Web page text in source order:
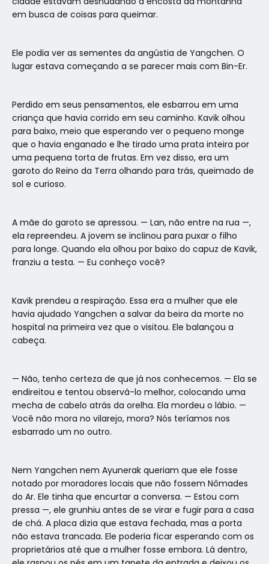
em busca de coisas para queimar.
Ele podia ver as sementes da angústia de Yangchen. O
lugar estava começando a se parecer mais com Bin-Er.
Perdido em seus pensamentos, ele esbarrou em uma
criança que havia corrido em seu caminho. Kavik olhou
para baixo, meio que esperando ver o pequeno monge
que o havia enganado e lhe tirado uma prata inteira por
uma pequena torta de frutas. Em vez disso, era um
garoto do Reino da Terra olhando para trás, queimado de
sol e curioso.
A mãe do garoto se apressou. — Lan, não entre na rua —,
ela repreendeu. A jovem se inclinou para puxar o filho
para longe. Quando ela olhou por baixo do capuz de Kavik,
franziu a testa. — Eu conheço você?
Kavik prendeu a respiração. Essa era a mulher que ele
havia ajudado Yangchen a salvar da beira da morte no
hospital na primeira vez que o visitou. Ele balançou a
cabeça.
— Não, tenho certeza de que já nos conhecemos. — Ela se
endireitou e tentou observá-lo melhor, colocando uma
mecha de cabelo atrás da orelha. Ela mordeu o lábio. —
Você não mora no vilarejo, mora? Nós teríamos nos
esbarrado um no outro.
Nem Yangchen nem Ayunerak queriam que ele fosse
notado por moradores locais que não fossem Nômades
do Ar. Ele tinha que encurtar a conversa. — Estou com
pressa —, ele grunhiu antes de se virar e fugir para a casa
de chá. A placa dizia que estava fechada, mas a porta
não estava trancada. Ele poderia ficar esperando com os
proprietários até que a mulher fosse embora. Lá dentro,